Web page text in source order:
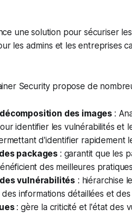
une solution pour sécuriser
les admins et les entreprises
Security propose de
des images :
identifier les vulnérabilités et
d'identifier rapidement
packages : garantit que les
des meilleures
vulnérabilités : hiérarchise
informations détaillées et
: gère la criticité et l'état des